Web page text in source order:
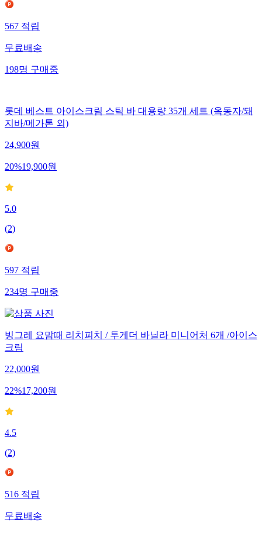
567적립
무료배송
198명구매중
롯데 베스트 아이스크림 스틱 바 대용량 35개 세트 (옥동자/돼
지바/메가톤 외)
24,900원
20%19,900원
5.0
(2)
597적립
234명구매중
빙그레 요맘때 리치피치 / 투게더 바닐라 미니어처 6개 /아이스
크림
22,000원
22%17,200원
4.5
(2)
516적립
무료배송